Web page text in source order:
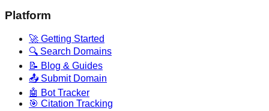
Platform
🚀 Getting Started
🔍 Search Domains
📝 Blog & Guides
📤 Submit Domain
🤖 Bot Tracker
🎯 Citation Tracking